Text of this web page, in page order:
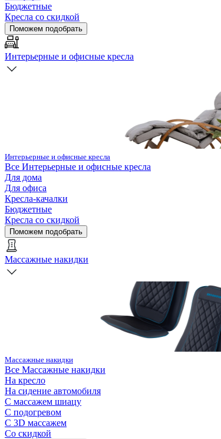
Бюджетные
Кресла со скидкой
Поможем подобрать
Интерьерные и офисные кресла
Интерьерные и офисные кресла
Все Интерьерные и офисные кресла
Для дома
Для офиса
Кресла-качалки
Бюджетные
Кресла со скидкой
Поможем подобрать
Массажные накидки
Массажные накидки
Все Массажные накидки
На кресло
На сидение автомобиля
С массажем шиацу
С подогревом
С 3D массажем
Со скидкой